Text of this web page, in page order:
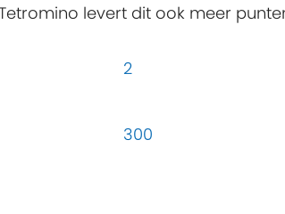
levert dit ook meer
2
300